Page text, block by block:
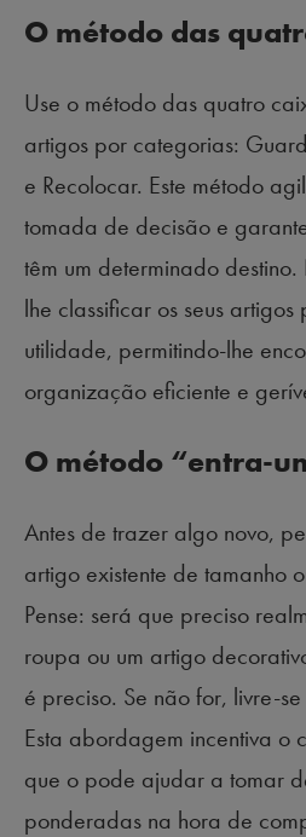
O método das
Use o método das quatro
artigos por categorias:
e Recolocar. Este método
tomada de decisão e
têm um determinado
lhe classificar os seus
utilidade, permitindo-lhe
organização eficiente e
O método “entra-
Antes de trazer algo novo,
artigo existente de tamanho
Pense: será que preciso
roupa ou um artigo
é preciso. Se não for, livre-
Esta abordagem incentiva o
que o pode ajudar a tomar
ponderadas na hora de